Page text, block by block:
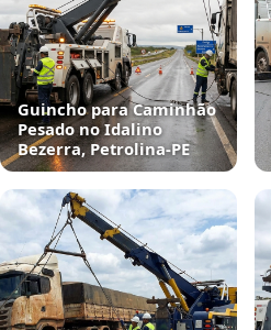
Guincho para Caminhão
Pesado no Idalino
Bezerra, Petrolina‑PE